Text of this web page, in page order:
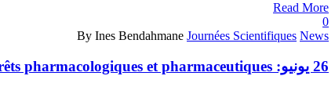
Read More
0
By Ines Bendahmane Journées Scientifiques News
26 يونيو: pharmacologiques et pharmaceutiques